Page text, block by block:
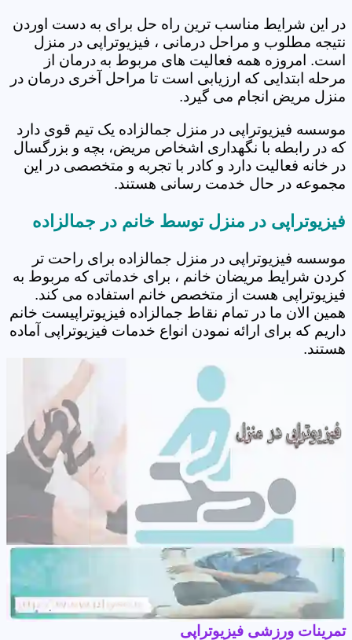
در این شرایط مناسب ترین راه حل برای به دست اوردن
نتیجه مطلوب و مراحل درمانی ، فیزیوتراپی در منزل
است. امروزه همه فعالیت های مربوط به درمان از
مرحله ابتدایی که ارزیابی است تا مراحل آخری درمان در
منزل مریض انجام می گیرد.
موسسه فیزیوتراپی در منزل جمالزاده یک تیم قوی دارد
که در رابطه با نگهداری اشخاص مریض، بچه و بزرگسال
در خانه فعالیت دارد و کادر با تجربه و متخصصی در این
مجموعه در حال خدمت رسانی هستند.
فیزیوتراپی در منزل توسط خانم در جمالزاده
موسسه فیزیوتراپی در منزل جمالزاده برای راحت تر
کردن شرایط مریضان خانم ، برای خدماتی که مربوط به
فیزیوتراپی هست از متخصص خانم استفاده می کند.
همین الان ما در تمام نقاط جمالزاده فیزیوتراپیست خانم
داریم که برای ارائه نمودن انواع خدمات فیزیوتراپی آماده
هستند.
تمرینات ورزشی فیزیوتراپی